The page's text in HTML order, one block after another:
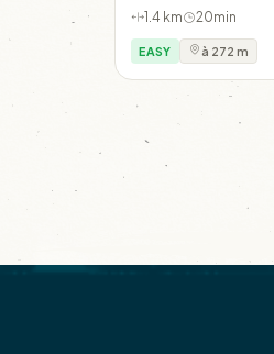
1.4 km 20min
EASY à 272 m